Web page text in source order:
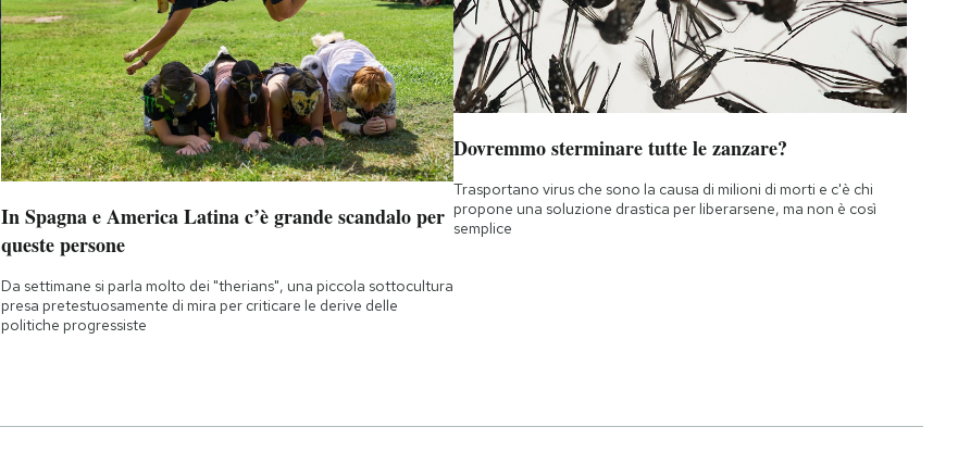
In Spagna e America Latina c’è grande scandalo per
queste persone
Da settimane si parla molto dei "therians", una piccola sottocultura
presa pretestuosamente di mira per criticare le derive delle
politiche progressiste
Dovremmo sterminare tutte le zanzare?
Trasportano virus che sono la causa di milioni di morti e c'è chi
propone una soluzione drastica per liberarsene, ma non è così
semplice